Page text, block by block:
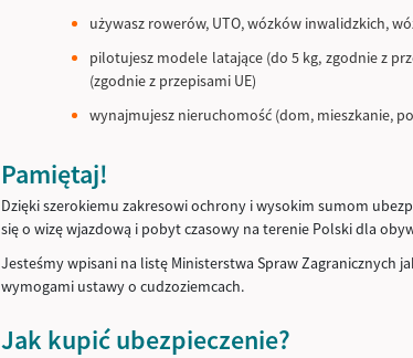
używasz rowerów, UTO, wózków inwalidzkich,
pilotujesz modele latające (do 5 kg, zgodnie z
(zgodnie z przepisami UE)
wynajmujesz nieruchomość (dom, mieszkanie,
Pamiętaj!
Dzięki szerokiemu zakresowi ochrony i wysokim sumom
się o wizę wjazdową i pobyt czasowy na terenie Polski dla
Jesteśmy wpisani na listę Ministerstwa Spraw Zagranicznych
wymogami ustawy o cudzoziemcach.
Jak kupić ubezpieczenie?